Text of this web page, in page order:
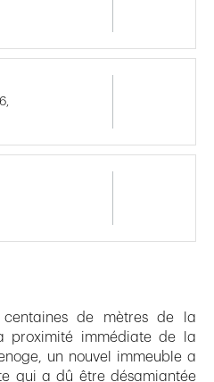
centaines de mètres de la
proximité immédiate de la
un nouvel immeuble a
qui a dû être désamiantée